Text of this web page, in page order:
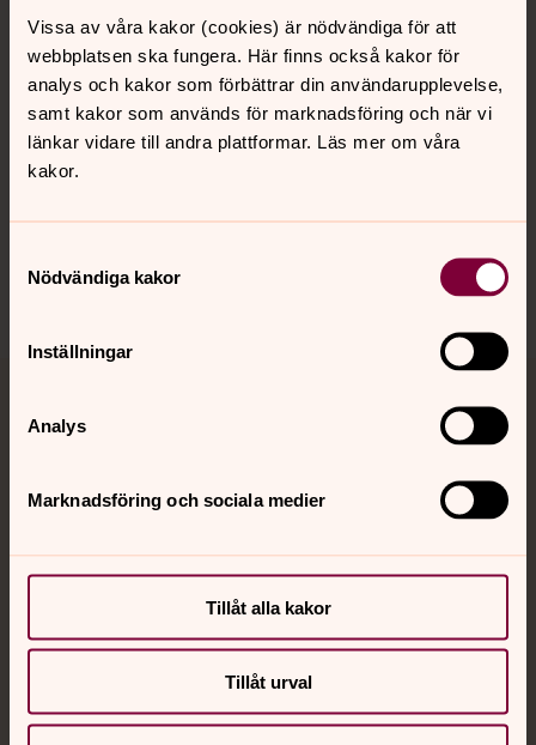
Vissa av våra kakor (cookies) är nödvändiga för att
webbplatsen ska fungera. Här finns också kakor för
analys och kakor som förbättrar din användarupplevelse,
samt kakor som används för marknadsföring och när vi
länkar vidare till andra plattformar. Läs mer om våra
kakor.
Nödvändiga kakor
Inställningar
Analys
Marknadsföring och sociala medier
Tillåt alla kakor
Tillåt urval
Kalender
Hitta snabbt
Sociala kanaler
Jourhavande präst
med en präst på kvällar och nätter.